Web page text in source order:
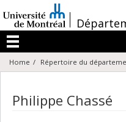
au
contenu
/
Menu
Home Répertoire du
Philippe Chassé